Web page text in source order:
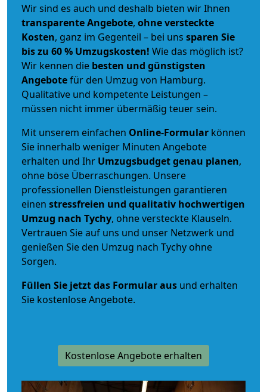
Wir sind es auch und deshalb bieten wir Ihnen
transparente Angebote, ohne versteckte
Kosten, ganz im Gegenteil – bei uns sparen Sie
bis zu 60 % Umzugskosten! Wie das möglich ist?
Wir kennen die besten und günstigsten
Angebotefür den Umzug von Hamburg.
Qualitative und kompetente Leistungen –
müssen nicht immer übermäßig teuer sein.
Mit unserem einfachen Online-Formular können
Sie innerhalb weniger Minuten Angebote
erhalten und Ihr Umzugsbudgetgenau planen,
ohne böse Überraschungen. Unsere
professionellen Dienstleistungen garantieren
einen stressfreien und qualitativ hochwertigen
Umzug nach Tychy, ohne versteckte Klauseln.
Vertrauen Sie auf uns und unser Netzwerk und
genießen Sie den Umzug nach Tychy ohne
Sorgen.
Füllen Sie jetzt das Formular aus und erhalten
Sie kostenlose Angebote.
Kostenlose Angebote erhalten